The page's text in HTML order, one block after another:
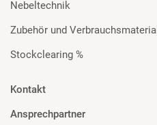
Nebeltechnik
Zubehör und Verbrauchsmaterial
Stockclearing %
Kontakt
Ansprechpartner